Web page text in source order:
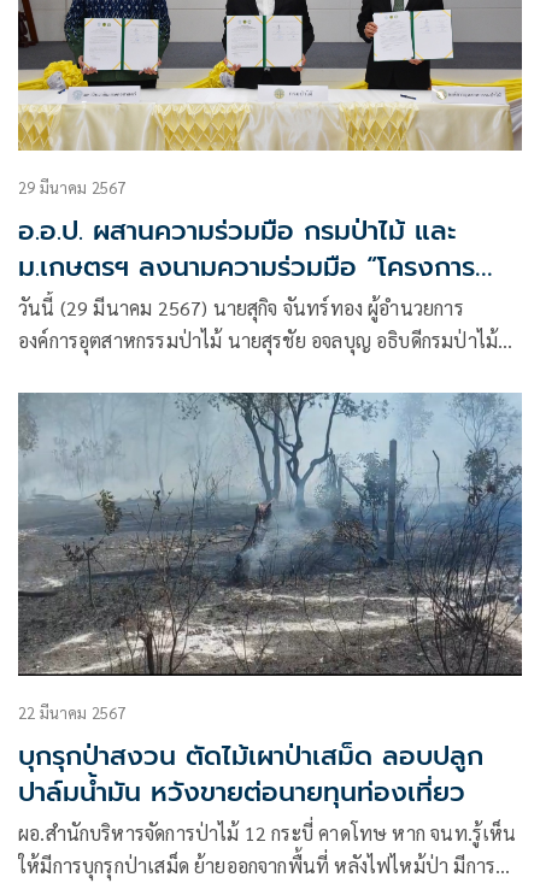
29 มีนาคม 2567
อ.อ.ป. ผสานความร่วมมือ กรมป่าไม้ และ
ม.เกษตรฯ ลงนามความร่วมมือ “โครงการ
ขยายผลงานวิจัยไม้เศรษฐกิจพันธุ์ดีสู่
ประชาชน”
วันนี้ (29 มีนาคม 2567) นายสุกิจ จันทร์ทอง ผู้อำนวยการ
องค์การอุตสาหกรรมป่าไม้ นายสุรชัย อจลบุญ อธิบดีกรมป่าไม้
มหาวิทยาลัยเกษตรศาสตร์ ร่วมลงนามบันทึกข้อตกลงความร่วม
มือ
22 มีนาคม 2567
บุกรุกป่าสงวน ตัดไม้เผาป่าเสม็ด ลอบปลูก
ปาล์มน้ำมัน หวังขายต่อนายทุนท่องเที่ยว
ผอ.สำนักบริหารจัดการป่าไม้ 12 กระบี่ คาดโทษ หาก จนท.รู้เห็น
ให้มีการบุกรุกป่าเสม็ด ย้ายออกจากพื้นที่ หลังไฟไหม้ป่า มีการ